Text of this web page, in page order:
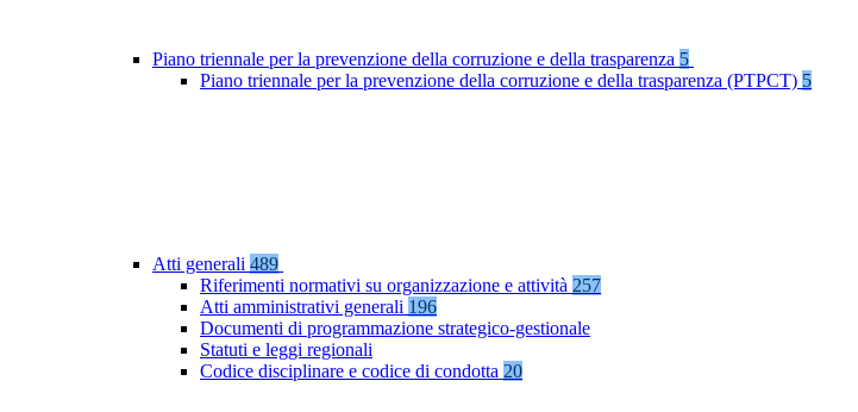
Piano triennale per la prevenzione della corruzione e della trasparenza 5
Piano triennale per la prevenzione della corruzione e della trasparenza (PTPCT) 5
Atti generali 489
Riferimenti normativi su organizzazione e attività 257
Atti amministrativi generali 196
Documenti di programmazione strategico-gestionale
Statuti e leggi regionali
Codice disciplinare e codice di condotta 20